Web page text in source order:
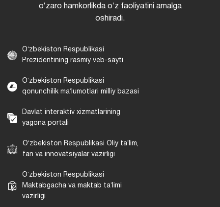
oʻzaro hamkorlikda oʻz faoliyatini amalga
oshiradi.
Oʻzbekiston Respublikasi
Prezidentining rasmiy veb-sayti
Oʻzbekiston Respublikasi
qonunchilik maʼlumotlari milliy bazasi
Davlat interaktiv xizmatlarining
yagona portali
Oʻzbekiston Respublikasi Oliy taʼlim,
fan va innovatsiyalar vazirligi
Oʻzbekiston Respublikasi
Maktabgacha va maktab taʼlimi
vazirligi